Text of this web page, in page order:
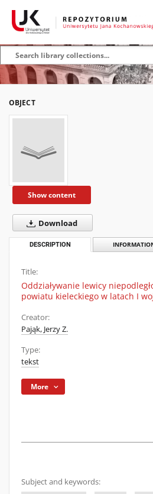
OBJECT
Show content
Download
DESCRIPTION
Title:
Oddziaływanie lewicy
powiatu kieleckiego w latach I
Creator:
Pająk, Jerzy Z.
Type:
tekst
More
Subject and keywords: